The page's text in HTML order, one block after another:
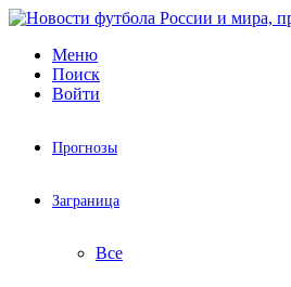
Меню
Поиск
Войти
Прогнозы
Заграница
Все